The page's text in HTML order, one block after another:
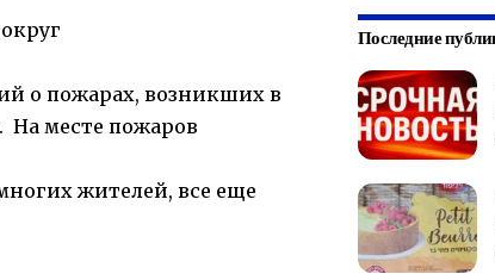
о пожарах, возникших в
На месте пожаров
жителей, все еще
Последние